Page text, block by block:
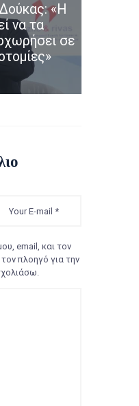
«Η
να τα
σε
email, και τον
πλοηγό για την